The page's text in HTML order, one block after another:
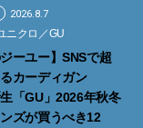
2026.8.7
ニクロ／GU
ジーユー】SNSで超
カーディガン
「GU」2026年秋冬
ズが買うべき12